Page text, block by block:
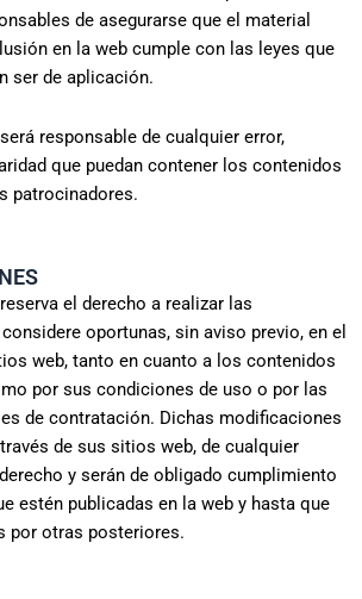
de asegurarse que el material
en la web cumple con las leyes que
ser de aplicación.
responsable de cualquier error,
que puedan contener los contenidos
patrocinadores.
el derecho a realizar las
oportunas, sin aviso previo, en el
web, tanto en cuanto a los contenidos
por sus condiciones de uso o por las
de contratación. Dichas modificaciones
de sus sitios web, de cualquier
y serán de obligado cumplimiento
estén publicadas en la web y hasta que
por otras posteriores.